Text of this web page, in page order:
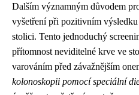
Dalším významným důvodem
vyšetření při pozitivním
stolici. Tento jednoduchý
přítomnost neviditelné krve ve
varováním před závažnějším
kolonoskopii pomocí speciální